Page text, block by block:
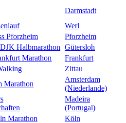
Darmstadt
Werl
Pforzheim
Pforzheim
Halbmarathon Gütersloh
Marathon
Frankfurt
Zittau
Marathon
Amsterdam
(Niederlande)
Madeira
(Portugal)
Marathon
Köln